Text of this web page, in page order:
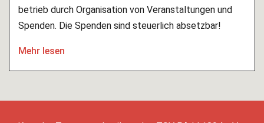
betrieb durch Organisation von Veranstaltungen und
Spenden. Die Spenden sind steuerlich absetzbar!
Mehr lesen